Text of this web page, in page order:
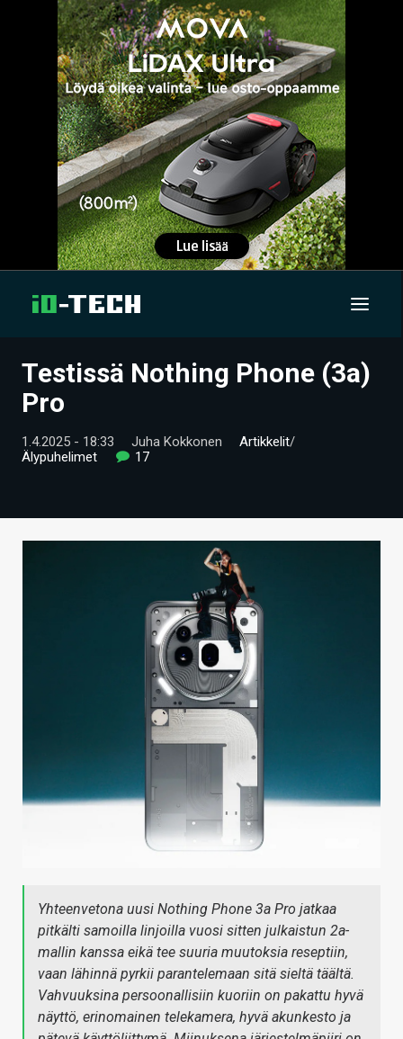
UUTISET
VIDEOT
TIETOA
Testissä Nothing Phone (3a)
Pro
1.4.2025 - 18:33 Juha Kokkonen Artikkelit/
Älypuhelimet
17
Yhteenvetona uusi Nothing Phone 3a Pro jatkaa
pitkälti samoilla linjoilla vuosi sitten julkaistun 2a-
mallin kanssa eikä tee suuria muutoksia reseptiin,
vaan lähinnä pyrkii parantelemaan sitä sieltä täältä.
Vahvuuksina persoonallisiin kuoriin on pakattu hyvä
näyttö, erinomainen telekamera, hyvä akunkesto ja